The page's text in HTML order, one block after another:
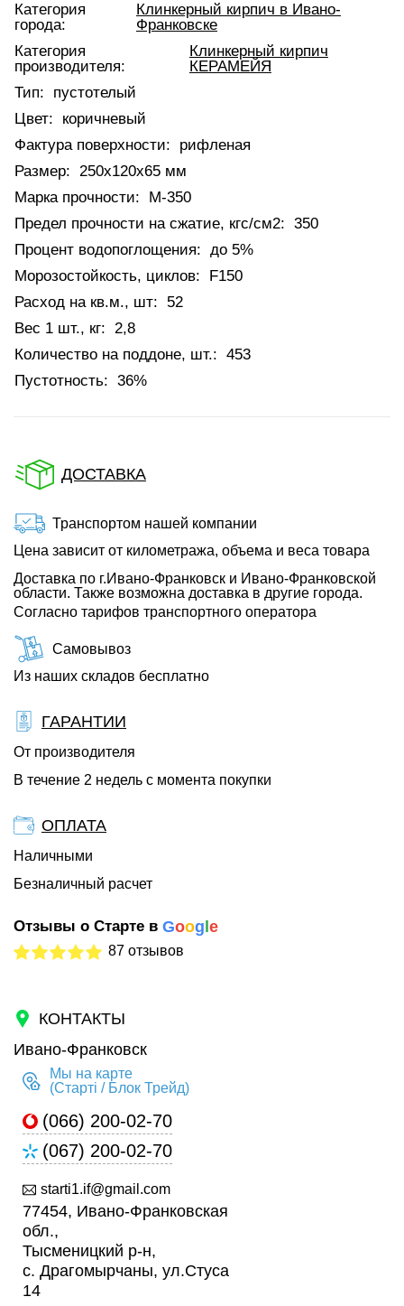
Категория
города:
Клинкерный кирпич в Ивано-
Франковске
Категория
производителя:
Клинкерный кирпич
КЕРАМЕЙЯ
Тип:
пустотелый
Цвет:
коричневый
Фактура поверхности:
рифленая
Размер: 250х120х65 мм
Марка прочности:
М-350
Предел прочности на сжатие, кгс/см2: 350
Процент водопоглощения: до 5%
Морозостойкость, циклов:
F150
Расход на кв.м., шт:
52
Вес 1 шт., кг: 2,8
Количество на поддоне, шт.: 453
Пустотность: 36%
ДОСТАВКА
Транспортом нашей компании
Цена зависит от километража, объема и веса товара
Доставка по г.Ивано-Франковск и Ивано-Франковской
области. Также возможна доставка в другие города.
Согласно тарифов транспортного оператора
Самовывоз
Из наших складов бесплатно
ГАРАНТИИ
От производителя
В течение 2 недель с момента покупки
ОПЛАТА
Наличными
Безналичный расчет
Отзывы о Старте в Goog e
87 отзывов
КОНТАКТЫ
Ивано-Франковск
Мы на карте
(Старті / Блок Трейд)
(066) 200-02-70
(067) 200-02-70
starti1.if@gmail.com
77454, Ивано-Франковская
обл.,
Тысменицкий р-н,
с. Драгомырчаны, ул.Стуса
14